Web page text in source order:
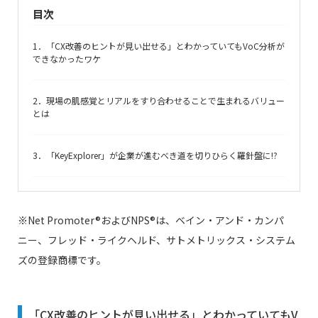
目次
1．「CX改善のヒントが見い出せる」とわかっていてもVoC分析が
できなかったワケ
2．現場の肌感覚とリアルをすり合わせることで生まれるバリュー
とは
3．「KeyExplorer」が企業が進むべき道を切りひらく羅針盤に!?
※Net Promoter®およびNPS®は、ベイン・アンド・カンパ
ニー、フレッド・ライクヘルド、サトメトリックス・システム
ズの登録商標です。
「CX改善のヒントが見い出せる」とわかっていてもV